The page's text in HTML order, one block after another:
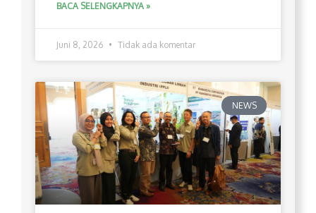
BACA SELENGKAPNYA »
Juni 8, 2026 Tidak ada komentar
NEWS